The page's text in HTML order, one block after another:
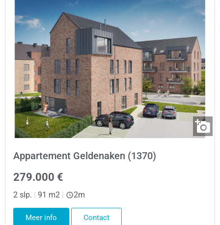
Appartement Geldenaken (1370)
279.000 €
2 slp. | 91 m2 | 2m
Meer info Contact